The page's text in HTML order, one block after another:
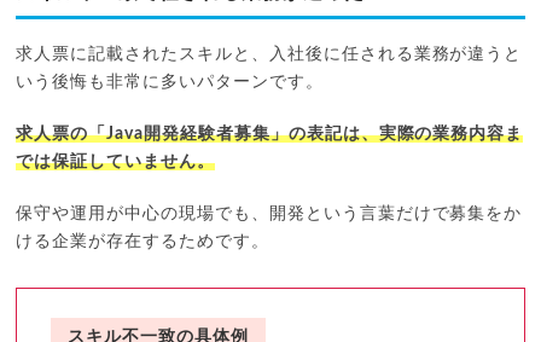
求人票に記載されたスキルと、入社後に任される業務が違うと
いう後悔も非常に多いパターンです。
求人票の「Java開発経験者募集」の表記は、実際の業務内容ま
では保証していません。
保守や運用が中心の現場でも、開発という言葉だけで募集をか
ける企業が存在するためです。
スキル不一致の具体例